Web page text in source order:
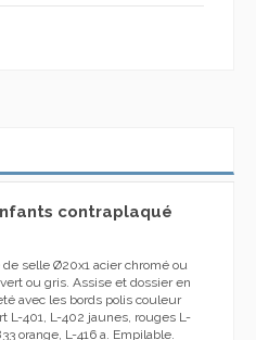
contraplaqué
selle Ø20x1 acier chromé ou
ou gris. Assise et dossier en
avec les bords polis couleur
L-401, L-402 jaunes, rouges L-
orange, L-416 a. Empilable.